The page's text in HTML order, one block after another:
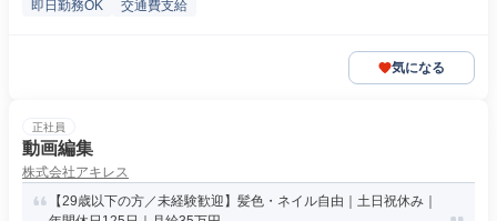
即日勤務OK 交通費支給
気になる
正社員
動画編集
株式会社アキレス
【29歳以下の方／未経験歓迎】髪色・ネイル自由｜土日祝休み｜